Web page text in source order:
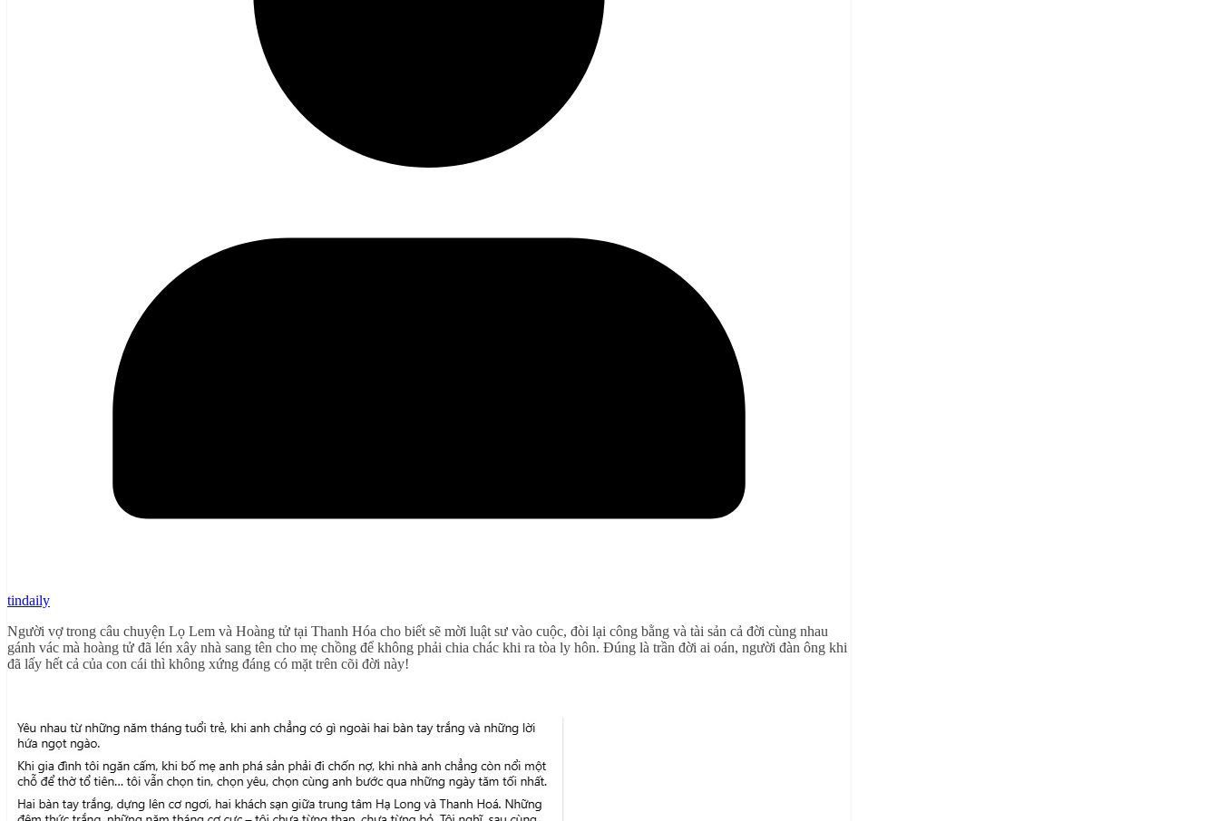
tindaily
Người vợ trong câu chuyện Lọ Lem và Hoàng tử tại Thanh Hóa cho biết sẽ mời luật sư vào cuộc, đòi lại công bằng và tài sản cả đời cùng nhau
gánh vác mà hoàng tử đã lén xây nhà sang tên cho mẹ chồng để không phải chia chác khi ra tòa ly hôn. Đúng là trần đời ai oán, người đàn ông khi
đã lấy hết cả của con cái thì không xứng đáng có mặt trên cõi đời này!